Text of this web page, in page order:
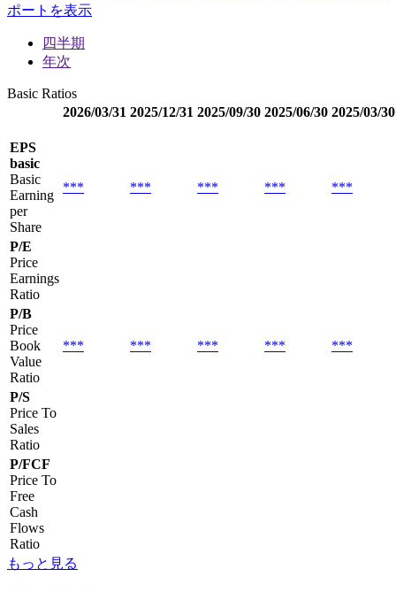
ポートを表示
四半期
年次
Basic Ratios
2026/03/31 2025/12/31 2025/09/30 2025/06/30 2025/03/30
EPS
basic
Basic
Earning
per
Share
*** *** *** *** ***
P/E
Price
Earnings
Ratio
P/B
Price
Book
Value
Ratio
*** *** *** *** ***
P/S
Price To
Sales
Ratio
P/FCF
Price To
Free
Cash
Flows
Ratio
もっと見る